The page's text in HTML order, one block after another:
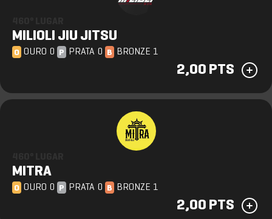
MILIOLI JIU JITSU
O OURO 0 P PRATA 0 B BRONZE 1
2,00 PTS
MITRA
O OURO 0 P PRATA 0 B BRONZE 1
2,00 PTS